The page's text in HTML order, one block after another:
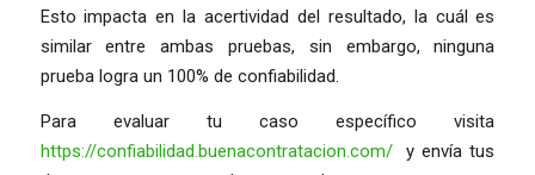
Esto impacta en la acertividad del resultado, la cuál es
similar entre ambas pruebas, sin embargo, ninguna
prueba logra un 100% de confiabilidad.
Para evaluar tu caso específico visita
https://confiabilidad.buenacontratacion.com/
y envía tus